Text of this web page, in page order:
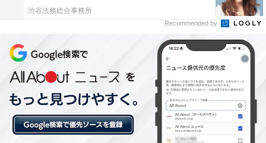
渋谷法務総合事務所
Recommended by